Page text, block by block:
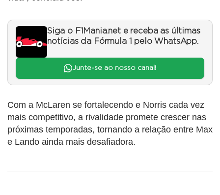
Siga o F1Mania.net e receba as últimas
notícias da Fórmula 1 pelo WhatsApp.
Junte-se ao nosso canal!
Com a McLaren se fortalecendo e Norris cada vez
mais competitivo, a rivalidade promete crescer nas
próximas temporadas, tornando a relação entre Max
e Lando ainda mais desafiadora.